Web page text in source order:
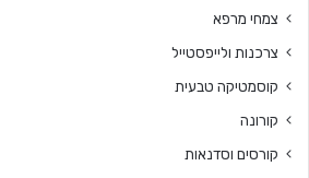
צמחי מרפא
צרכנות ולייפסטייל
קוסמטיקה טבעית
קורונה
קורסים וסדנאות